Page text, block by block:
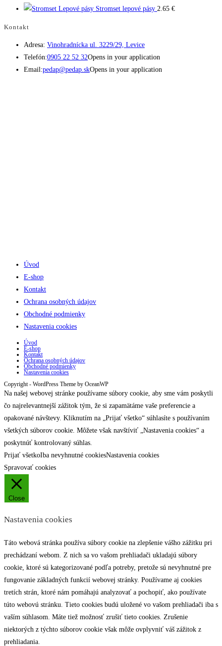
Stromset lepové pásy 2.65 €
Kontakt
Adresa: Vinohradnícka ul. 3229/29, Levice
Telefón:0905 22 52 32Opens in your application
Email:pedap@pedap.skOpens in your application
Úvod
E-shop
Kontakt
Ochrana osobných údajov
Obchodné podmienky
Nastavenia cookies
Úvod
E-shop
Kontakt
Ochrana osobných údajov
Obchodné podmienky
Nastavenia cookies
Copyright - WordPress Theme by OceanWP
Na našej webovej stránke používame súbory cookie, aby sme vám poskytli
čo najrelevantnejší zážitok tým, že si zapamätáme vaše preferencie a
opakované návštevy. Kliknutím na „Prijať všetko“ súhlasíte s používaním
všetkých súborov cookie. Môžete však navštíviť „Nastavenia cookies“ a
poskytnúť kontrolovaný súhlas.
Prijať všetkoIba nevyhnutné cookiesNastavenia cookies
Spravovať cookies
Close
Nastavenia cookies
Táto webová stránka používa súbory cookie na zlepšenie vášho zážitku pri
prechádzaní webom. Z nich sa vo vašom prehliadači ukladajú súbory
cookie, ktoré sú kategorizované podľa potreby, pretože sú nevyhnutné pre
fungovanie základných funkcií webovej stránky. Používame aj cookies
tretích strán, ktoré nám pomáhajú analyzovať a pochopiť, ako používate
túto webovú stránku. Tieto cookies budú uložené vo vašom prehliadači iba s
vaším súhlasom. Máte tiež možnosť zrušiť tieto cookies. Zrušenie
niektorých z týchto súborov cookie však môže ovplyvniť váš zážitok z
prehliadania.